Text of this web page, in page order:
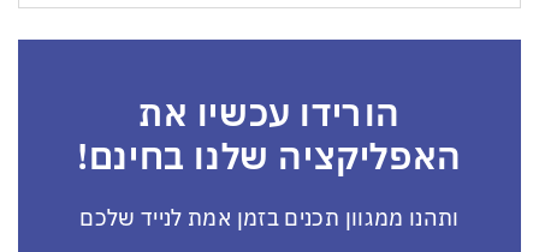
הורידו עכשיו את
האפליקציה שלנו בחינם!
ותהנו ממגוון תכנים בזמן אמת לנייד שלכם